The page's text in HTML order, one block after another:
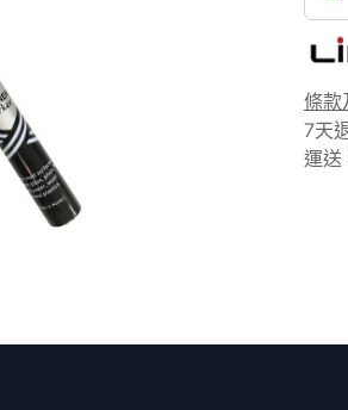
條款
7天
運送